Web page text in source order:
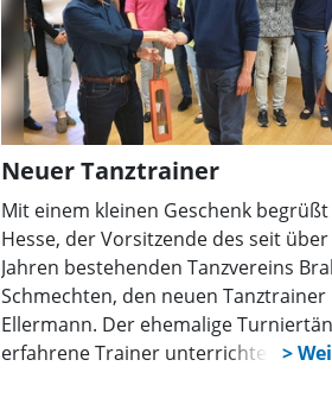
Erzbistum Paderborn am 20. Januar
Nach einem gemeinsamen
Dom zu Paderborn mit Weihbischof
sind alle Sternsinger zu einem
eingeladen.
Neuer Tanztrainer
Mit einem kleinen Geschenk
Hesse, der Vorsitzende des seit über
Jahren bestehenden Tanzvereins
Schmechten, den neuen
Ellermann. Der ehemalige
erfahrene Trainer unterrichtet die